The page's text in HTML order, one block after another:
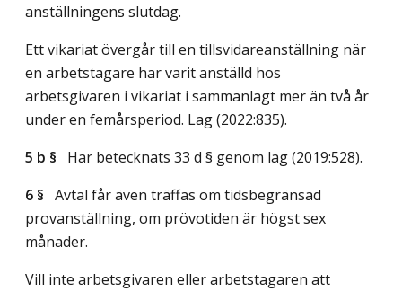
anställningens slutdag.
Ett vikariat övergår till en tillsvidareanställning när
en arbetstagare har varit anställd hos
arbetsgivaren i vikariat i sammanlagt mer än två år
under en femårsperiod. Lag (2022:835).
5 b § Har betecknats 33 d § genom lag (2019:528).
6 § Avtal får även träffas om tidsbegränsad
provanställning, om prövotiden är högst sex
månader.
Vill inte arbetsgivaren eller arbetstagaren att